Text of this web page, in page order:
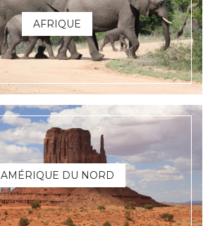
AFRIQUE
AMÉRIQUE DU NORD